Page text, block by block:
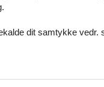
Følg
dit samtykke vedr.